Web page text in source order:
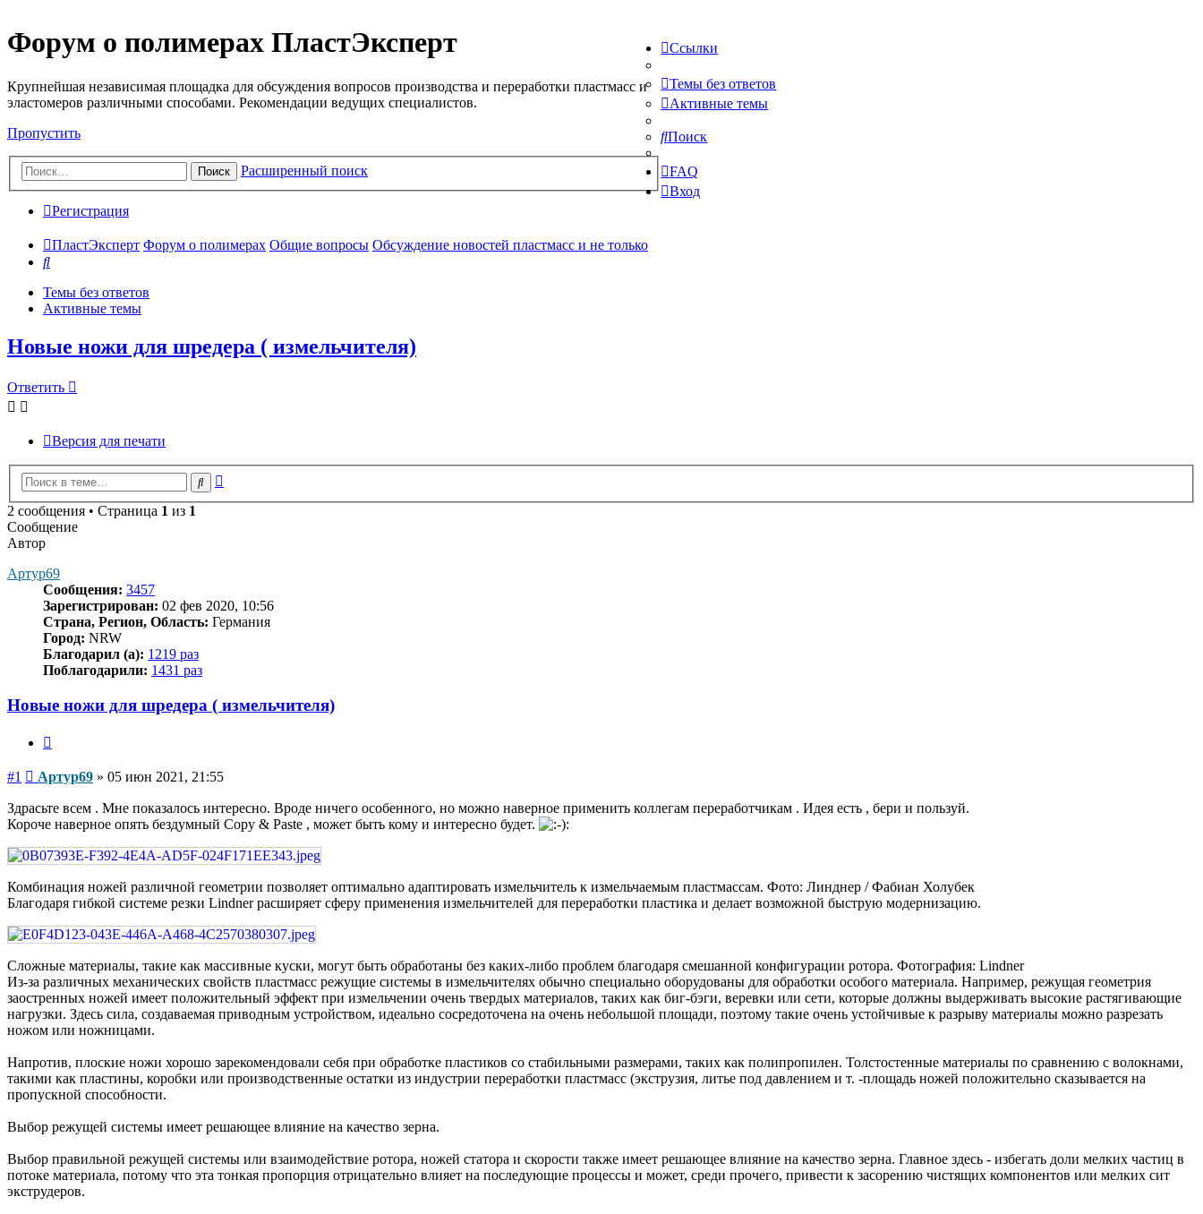
Форум о полимерах ПластЭксперт
Крупнейшая независимая площадка для обсуждения вопросов производства и переработки пластмасс и
эластомеров различными способами. Рекомендации ведущих специалистов.
Пропустить
Поиск Расширенный поиск
Ссылки
Темы без ответов
Активные темы
Поиск
FAQ
Вход
Регистрация
ПластЭксперт Форум о полимерах Общие вопросы Обсуждение новостей пластмасс и не только
Поиск
Темы без ответов
Активные темы
Новые ножи для шредера ( измельчителя)
Ответить
Версия для печати
Поиск
2 сообщения • Страница 1 из 1
Сообщение
Автор
Артур69
Сообщения: 3457
Зарегистрирован: 02 фев 2020, 10:56
Страна, Регион, Область: Германия
Город: NRW
Благодарил (а): 1219 раз
Поблагодарили: 1431 раз
Новые ножи для шредера ( измельчителя)
#1 Сообщение
Артур69 » 05 июн 2021, 21:55
Здрасьте всем . Мне показалось интересно. Вроде ничего особенного, но можно наверное применить коллегам переработчикам . Идея есть , бери и пользуй.
Короче наверное опять бездумный Copy & Paste , может быть кому и интересно будет.
Комбинация ножей различной геометрии позволяет оптимально адаптировать измельчитель к измельчаемым пластмассам. Фото: Линднер / Фабиан Холубек
Благодаря гибкой системе резки Lindner расширяет сферу применения измельчителей для переработки пластика и делает возможной быструю модернизацию.
Сложные материалы, такие как массивные куски, могут быть обработаны без каких-либо проблем благодаря смешанной конфигурации ротора. Фотография: Lindner
Из-за различных механических свойств пластмасс режущие системы в измельчителях обычно специально оборудованы для обработки особого материала. Например, режущая геометрия
заостренных ножей имеет положительный эффект при измельчении очень твердых материалов, таких как биг-бэги, веревки или сети, которые должны выдерживать высокие растягивающие
нагрузки. Здесь сила, создаваемая приводным устройством, идеально сосредоточена на очень небольшой площади, поэтому такие очень устойчивые к разрыву материалы можно разрезать
ножом или ножницами.
Напротив, плоские ножи хорошо зарекомендовали себя при обработке пластиков со стабильными размерами, таких как полипропилен. Толстостенные материалы по сравнению с волокнами,
такими как пластины, коробки или производственные остатки из индустрии переработки пластмасс (экструзия, литье под давлением и т. -площадь ножей положительно сказывается на
пропускной способности.
Выбор режущей системы имеет решающее влияние на качество зерна.
Выбор правильной режущей системы или взаимодействие ротора, ножей статора и скорости также имеет решающее влияние на качество зерна. Главное здесь - избегать доли мелких частиц в
потоке материала, потому что эта тонкая пропорция отрицательно влияет на последующие процессы и может, среди прочего, привести к засорению чистящих компонентов или мелких сит
экструдеров.